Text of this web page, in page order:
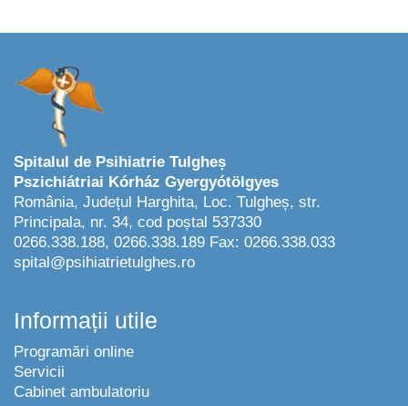
Spitalul de Psihiatrie Tulgheș
Pszichiátriai Kórház Gyergyótölgyes
România, Județul Harghita, Loc. Tulgheș, str.
Principala, nr. 34, cod poștal 537330
0266.338.188, 0266.338.189 Fax: 0266.338.033
spital@psihiatrietulghes.ro
Informații utile
Programări online
Servicii
Cabinet ambulatoriu